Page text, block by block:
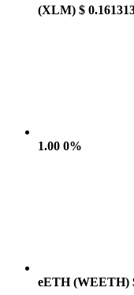
(XLM) $
1.00 0%
eETH(WEETH)